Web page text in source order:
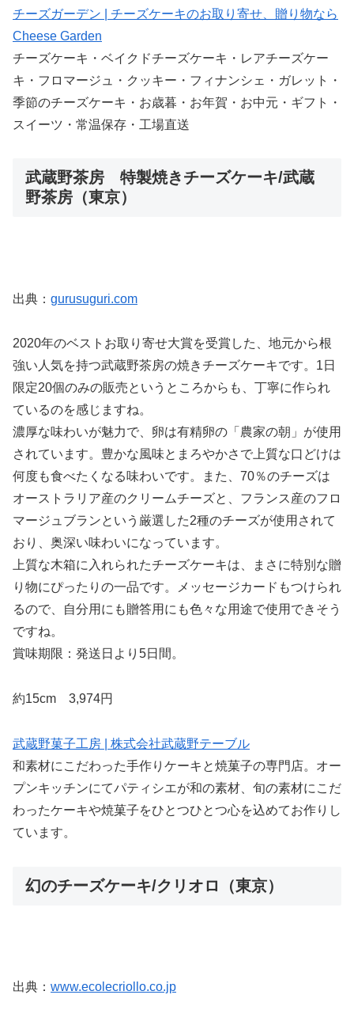
チーズガーデン | チーズケーキのお取り寄せ、贈り物なら
Cheese Garden
チーズケーキ・ベイクドチーズケーキ・レアチーズケー
キ・フロマージュ・クッキー・フィナンシェ・ガレット・
季節のチーズケーキ・お歳暮・お年賀・お中元・ギフト・
スイーツ・常温保存・工場直送
武蔵野茶房 特製焼きチーズケーキ/武蔵
野茶房（東京）
出典： gurusuguri.com
2020年のベストお取り寄せ大賞を受賞した、地元から根
強い人気を持つ武蔵野茶房の焼きチーズケーキです。1日
限定20個のみの販売というところからも、丁寧に作られ
ているのを感じますね。
濃厚な味わいが魅力で、卵は有精卵の「農家の朝」が使用
されています。豊かな風味とまろやかさで上質な口どけは
何度も食べたくなる味わいです。また、70％のチーズは
オーストラリア産のクリームチーズと、フランス産のフロ
マージュブランという厳選した2種のチーズが使用されて
おり、奥深い味わいになっています。
上質な木箱に入れられたチーズケーキは、まさに特別な贈
り物にぴったりの一品です。メッセージカードもつけられ
るので、自分用にも贈答用にも色々な用途で使用できそう
ですね。
賞味期限：発送日より5日間。
約15cm 3,974円
武蔵野菓子工房 | 株式会社武蔵野テーブル
和素材にこだわった手作りケーキと焼菓子の専門店。オー
プンキッチンにてパティシエが和の素材、旬の素材にこだ
わったケーキや焼菓子をひとつひとつ心を込めてお作りし
ています。
幻のチーズケーキ/クリオロ（東京）
出典： www.ecolecriollo.co.jp